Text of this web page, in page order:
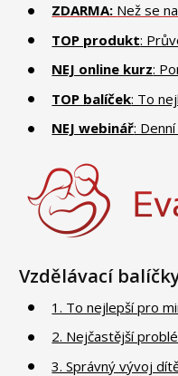
ZDARMA: Než se
TOP produkt:
NEJ online kurz:
TOP balíček: To
NEJ webinář:
Vzdělávací
1. To nejlepší pro
2. Nejčastější
3. Správný vývoj